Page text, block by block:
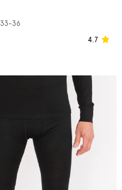
33-36
4.7